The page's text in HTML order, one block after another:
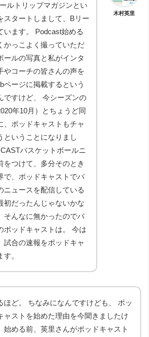
木村英里
ルトリップマガジンとい
スタートしまして、Bリー
います。 Podcast始める
かっこよく撮っていただ
ールの写真と私がインタ
やコーチの皆さんの声を
ページに掲載するという
ですけど、 今シーズンの
年10月）とちょうど同
、ポッドキャストもチャ
ということになりまし
バスケットボールニ
をつけて、多分そのとき
で、ポッドキャストでバ
ニュースを配信している
初だったんじゃないかな
そんなに無かったのでバ
ポッドキャストは。 今は
試合の速報をポッドキャ
。
ほど。 ちなみになんですけども、 ポッ
ャストを始めた理由を今聞きましたけ
始める前、英里さんがポッドキャスト